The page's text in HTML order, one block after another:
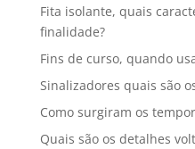
Fita isolante, quais
finalidade?
Fins de curso, quando
Sinalizadores quais são
Como surgiram os
Quais são os detalhes